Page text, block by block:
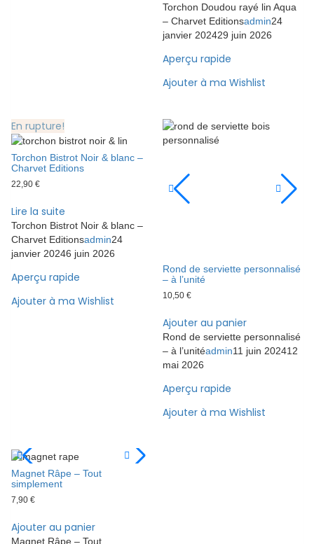
Torchon Doudou rayé lin Aqua
– Charvet Editionsadmin24
janvier 202429 juin 2026
Aperçu rapide
Ajouter à ma Wishlist
En rupture!
Torchon Bistrot Noir & blanc –
Charvet Editions
22,90 €
Lire la suite
Torchon Bistrot Noir & blanc –
Charvet Editionsadmin24
janvier 20246 juin 2026
Aperçu rapide
Ajouter à ma Wishlist
Rond de serviette personnalisé
– à l’unité
10,50€
Ajouter au panier
Rond de serviette personnalisé
– à l’unitéadmin11 juin 202412
mai 2026
Aperçu rapide
Ajouter à ma Wishlist
Magnet Râpe – Tout
simplement
7,90 €
Ajouter au panier
Magnet Râpe – Tout